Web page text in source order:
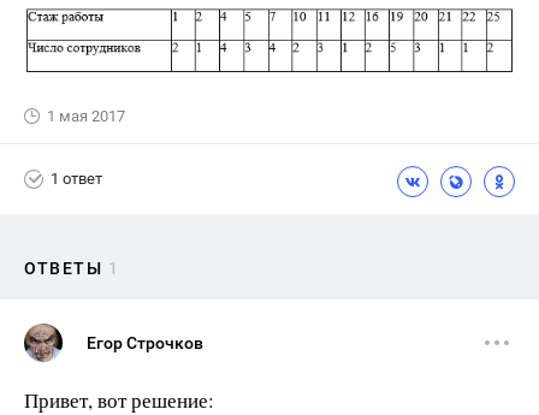
1 мая 2017
1 ответ
ОТВЕТЫ 1
Егор Строчков
Привет, вот решение: